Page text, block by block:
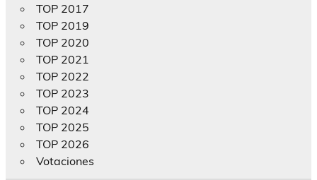
TOP 2017
TOP 2019
TOP 2020
TOP 2021
TOP 2022
TOP 2023
TOP 2024
TOP 2025
TOP 2026
Votaciones